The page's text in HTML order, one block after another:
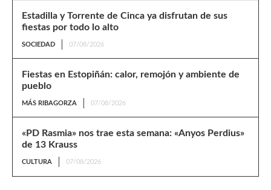
Estadilla y Torrente de Cinca ya disfrutan de sus
fiestas por todo lo alto
SOCIEDAD 07/08/2026
Fiestas en Estopiñán: calor, remojón y ambiente de
pueblo
MÁS RIBAGORZA 07/08/2026
«PD Rasmia» nos trae esta semana: «Anyos Perdius»
de 13 Krauss
CULTURA 07/08/2026